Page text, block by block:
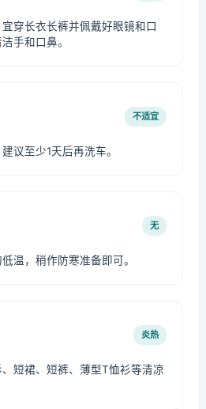
穿长衣长裤并佩戴好眼镜和口
手和口鼻。
不适宜
议至少1天后再洗车。
无
温，稍作防寒准备即可。
炎热
短裙、短裤、薄型T恤衫等清凉